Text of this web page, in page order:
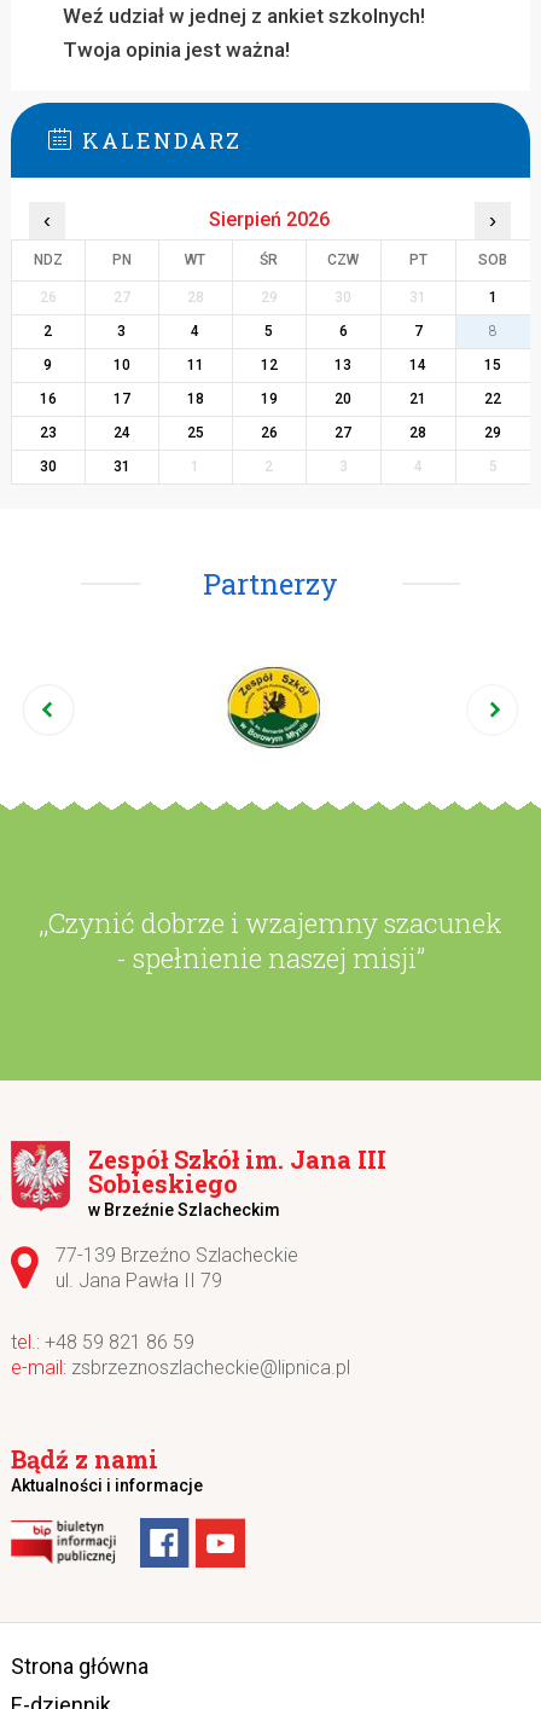
Weź udział w jednej z ankiet szkolnych!
Twoja opinia jest ważna!
KALENDARZ
‹ Sierpień 2026 ›
NDZ PN WT ŚR CZW PT SOB
26 27 28 29 30 31
1
2
3 4 5 6 7
8
9
10 11 12 13 14
15
16
17 18 19 20 21
22
23
24 25 26 27 28
29
30
31 1 2 3 4 5
Partnerzy
,,Czynić dobrze i wzajemny szacunek
- spełnienie naszej misji”
Zespół Szkół im. Jana III
Sobieskiego
w Brzeźnie Szlacheckim
Adres pocztowy:
77-139 Brzeźno Szlacheckie
ul. Jana Pawła II 79
+48 59 821 86 59
zsbrzeznoszlacheckie@lipnica.pl
Bądź z nami
Aktualności i informacje
Strona główna